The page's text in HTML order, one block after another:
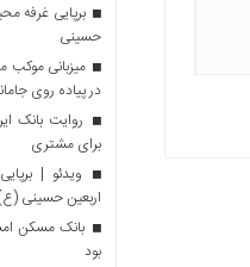
برپایی غرفه
حسینی
در پیاده روی
روایت بانک
برای مشتری
ویدئو |
اربعین حسینی
بانک مسکن
بود